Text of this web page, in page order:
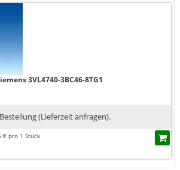
3VL4740-3BC46-8TG1
(Lieferzeit anfragen).
€ pro 1 Stück